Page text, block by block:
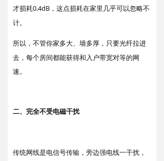
才损耗0.4dB，这点损耗在家里几乎可以忽略不
计。
所以， 不管你家多大、墙多厚，只要光纤拉进
去，每个房间都能获得和入户带宽对等的网
速。
二、 完全不受电磁干扰
传统网线是电信号传输，旁边强电线一干扰，